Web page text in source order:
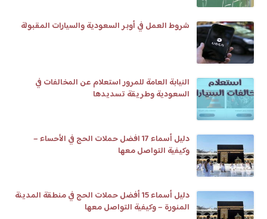
شروط العمل في أوبر السعودية والسيارات المقبولة
النيابة العامة للمرور استعلام عن المخالفات في
السعودية وطريقة تسديدها
دليل أسماء 17 افضل حملات الحج في الأحساء –
وكيفية التواصل معها
دليل أسماء 15 أفضل حملات الحج في منطقة المدينة
المنورة – وكيفية التواصل معها